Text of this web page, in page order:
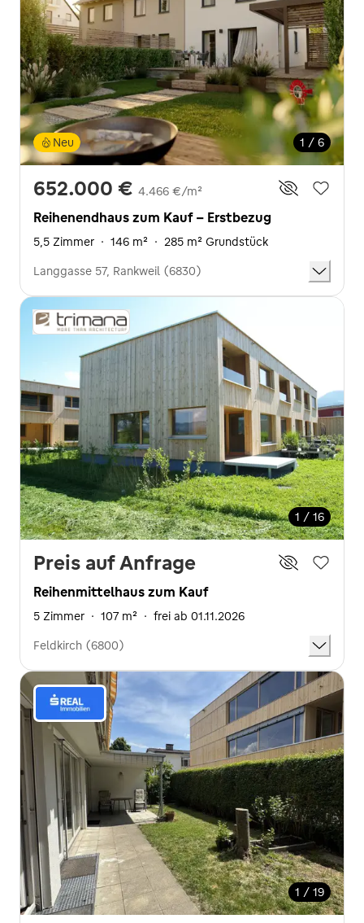
1 / 6
Neu
652.000 € 4.466 €/m²
Reihenendhaus zum Kauf - Erstbezug
5,5 Zimmer · 146 m² · 285 m² Grundstück
Langgasse 57, Rankweil (6830)
1 / 16
Preis auf Anfrage
Reihenmittelhaus zum Kauf
5 Zimmer · 107 m² · frei ab 01.11.2026
Feldkirch (6800)
1 / 19